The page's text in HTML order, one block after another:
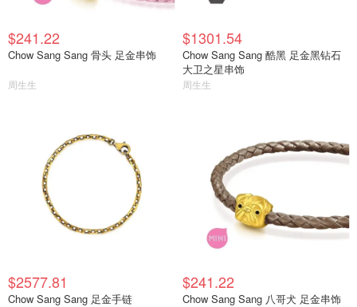
$241.22
Chow Sang Sang 骨头 足金串饰
周生生
$1301.54
Chow Sang Sang 酷黑 足金黑钻石
大卫之星串饰
周生生
$2577.81
Chow Sang Sang 足金手链
$241.22
Chow Sang Sang 八哥犬 足金串饰